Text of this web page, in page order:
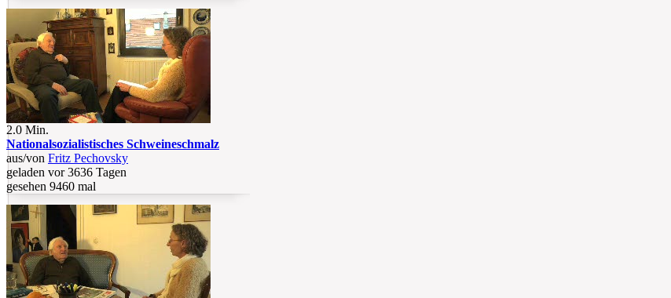
2.0 Min.
Nationalsozialistisches Schweineschmalz
aus/von Fritz Pechovsky
geladen vor 3636 Tagen
gesehen 9460 mal